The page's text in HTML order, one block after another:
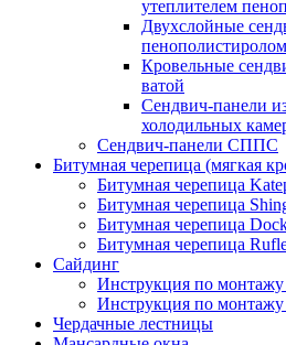
утеплителем
Двухслойные
пенополистиролом
Кровельные
ватой
Сендвич-панели
холодильных
Сендвич-панели СППС
Битумная черепица (мягкая
Битумная черепица
Битумная черепица
Битумная черепица
Битумная черепица
Сайдинг
Инструкция по монтажу
Инструкция по
Чердачные лестницы